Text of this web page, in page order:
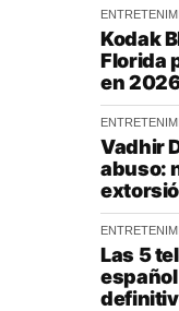
Kodak
Florida
en
Vadhir
abuso:
Las 5